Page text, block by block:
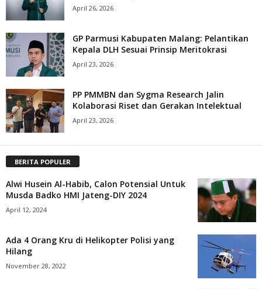
April 26, 2026
GP Parmusi Kabupaten Malang: Pelantikan
Kepala DLH Sesuai Prinsip Meritokrasi
April 23, 2026
PP PMMBN dan Sygma Research Jalin
Kolaborasi Riset dan Gerakan Intelektual
April 23, 2026
BERITA POPULER
Alwi Husein Al-Habib, Calon Potensial Untuk
Musda Badko HMI Jateng-DIY 2024
April 12, 2024
Ada 4 Orang Kru di Helikopter Polisi yang
Hilang
November 28, 2022